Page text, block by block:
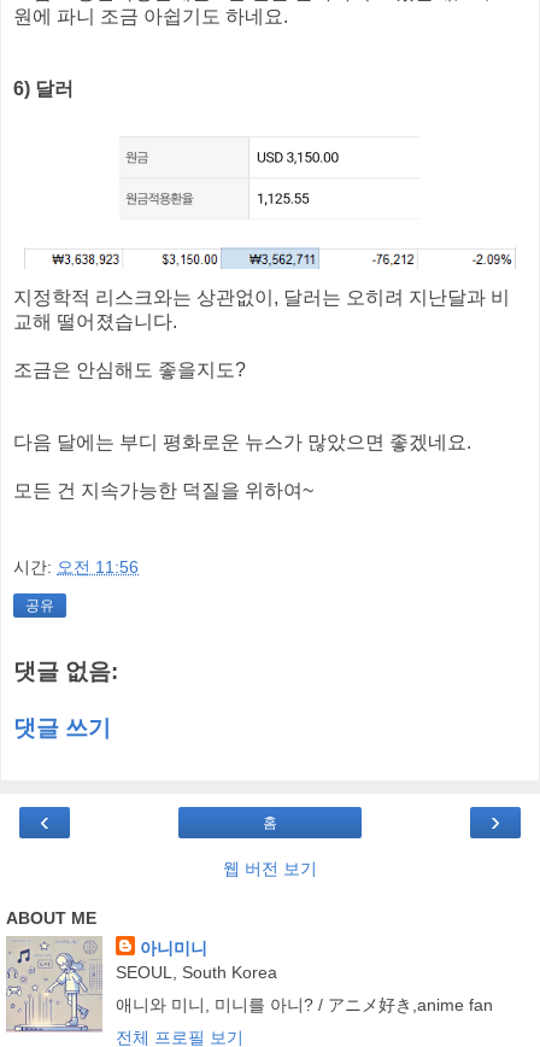
원에 파니 조금 아쉽기도 하네요.
6) 달러
지정학적 리스크와는 상관없이, 달러는 오히려 지난달과 비
교해 떨어졌습니다.
조금은 안심해도 좋을지도?
다음 달에는 부디 평화로운 뉴스가 많았으면 좋겠네요.
모든 건 지속가능한 덕질을 위하여~
시간: 오전 11:56
공유
댓글 없음:
댓글 쓰기
‹ ›
홈
웹 버전 보기
ABOUT ME
아니미니
SEOUL, South Korea
애니와 미니, 미니를 아니? / アニメ好き,anime fan
전체 프로필 보기